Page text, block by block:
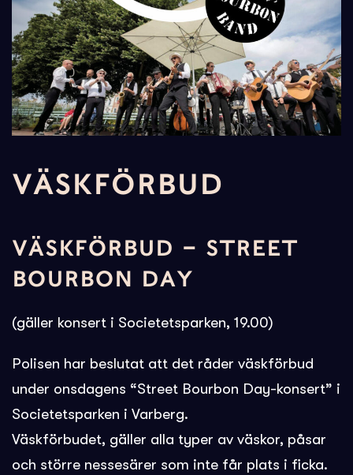
VÄSKFÖRBUD
VÄSKFÖRBUD – STREET
BOURBON DAY
(gäller konsert i Societetsparken, 19.00)
Polisen har beslutat att det råder väskförbud
under onsdagens “Street Bourbon Day-konsert” i
Societetsparken i Varberg.
Väskförbudet, gäller alla typer av väskor, påsar
och större nessesärer som inte får plats i ficka.